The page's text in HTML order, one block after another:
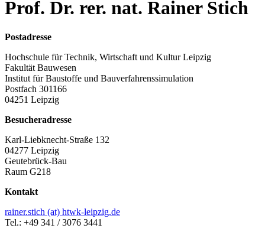
Prof. Dr. rer. nat. Rainer Stich
Postadresse
Hochschule für Technik, Wirtschaft und Kultur Leipzig
Fakultät Bauwesen
Institut für Baustoffe und Bauverfahrenssimulation
Postfach 301166
04251 Leipzig
Besucheradresse
Karl-Liebknecht-Straße 132
04277 Leipzig
Geutebrück-Bau
Raum G218
Kontakt
rainer.stich (at) htwk-leipzig.de
Tel.: +49 341 / 3076 3441